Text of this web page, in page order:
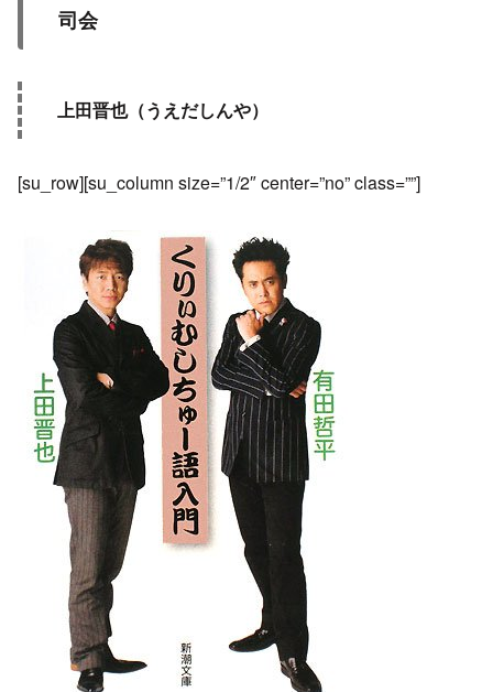
司会
上田晋也（うえだしんや）
[su_row][su_column size=”1/2″ center=”no” class=””]